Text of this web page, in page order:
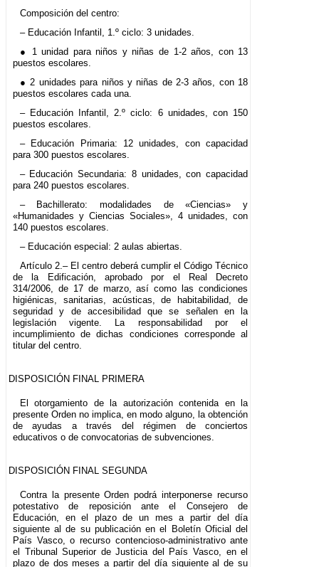
Composición del centro:
– Educación Infantil, 1.º ciclo: 3 unidades.
● 1 unidad para niños y niñas de 1-2 años, con 13
puestos escolares.
● 2 unidades para niños y niñas de 2-3 años, con 18
puestos escolares cada una.
– Educación Infantil, 2.º ciclo: 6 unidades, con 150
puestos escolares.
– Educación Primaria: 12 unidades, con capacidad
para 300 puestos escolares.
– Educación Secundaria: 8 unidades, con capacidad
para 240 puestos escolares.
– Bachillerato: modalidades de «Ciencias» y
«Humanidades y Ciencias Sociales», 4 unidades, con
140 puestos escolares.
– Educación especial: 2 aulas abiertas.
Artículo 2.– El centro deberá cumplir el Código Técnico
de la Edificación, aprobado por el Real Decreto
314/2006, de 17 de marzo, así como las condiciones
higiénicas, sanitarias, acústicas, de habitabilidad, de
seguridad y de accesibilidad que se señalen en la
legislación vigente. La responsabilidad por el
incumplimiento de dichas condiciones corresponde al
titular del centro.
DISPOSICIÓN FINAL PRIMERA
El otorgamiento de la autorización contenida en la
presente Orden no implica, en modo alguno, la obtención
de ayudas a través del régimen de conciertos
educativos o de convocatorias de subvenciones.
DISPOSICIÓN FINAL SEGUNDA
Contra la presente Orden podrá interponerse recurso
potestativo de reposición ante el Consejero de
Educación, en el plazo de un mes a partir del día
siguiente al de su publicación en el Boletín Oficial del
País Vasco, o recurso contencioso-administrativo ante
el Tribunal Superior de Justicia del País Vasco, en el
plazo de dos meses a partir del día siguiente al de su